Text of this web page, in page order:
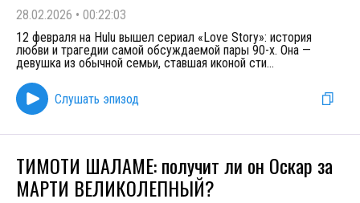
28.02.2026 • 00:22:03
12 февраля на Hulu вышел сериал «Love Story»: история
любви и трагедии самой обсуждаемой пары 90-х. Она —
девушка из обычной семьи, ставшая иконой сти...
Слушать эпизод
ТИМОТИ ШАЛАМЕ: получит ли он Оскар за
МАРТИ ВЕЛИКОЛЕПНЫЙ?